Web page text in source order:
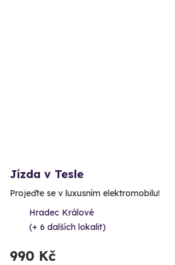
Jízda v Tesle
Projeďte se v luxusním elektromobilu!
Hradec Králové
(+ 6 dalších lokalit)
990 Kč